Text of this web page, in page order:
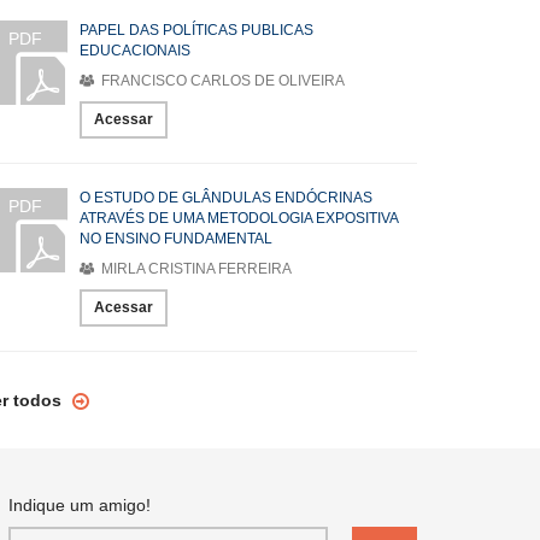
PDF
PAPEL DAS POLÍTICAS PUBLICAS
EDUCACIONAIS
FRANCISCO CARLOS DE OLIVEIRA
Acessar
PDF
O ESTUDO DE GLÂNDULAS ENDÓCRINAS
ATRAVÉS DE UMA METODOLOGIA EXPOSITIVA
NO ENSINO FUNDAMENTAL
MIRLA CRISTINA FERREIRA
Acessar
todos
Indique um amigo!